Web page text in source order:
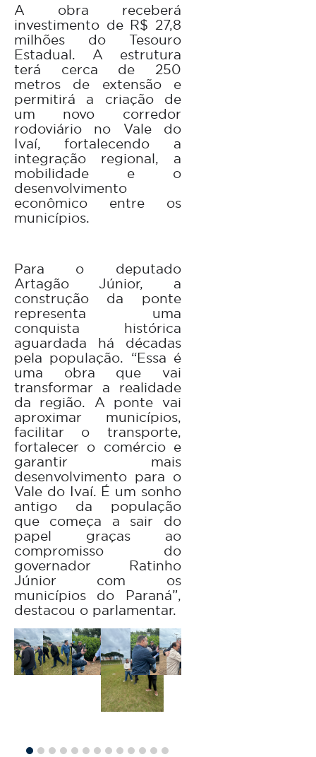
A obra receberá
investimento de R$ 27,8
milhões do Tesouro
Estadual. A estrutura
terá cerca de 250
metros de extensão e
permitirá a criação de
um novo corredor
rodoviário no Vale do
Ivaí, fortalecendo a
integração regional, a
mobilidade e o
desenvolvimento
econômico entre os
municípios.
Para o deputado
Artagão Júnior, a
construção da ponte
representa uma
conquista histórica
aguardada há décadas
pela população. “Essa é
uma obra que vai
transformar a realidade
da região. A ponte vai
aproximar municípios,
facilitar o transporte,
fortalecer o comércio e
garantir mais
desenvolvimento para o
Vale do Ivaí. É um sonho
antigo da população
que começa a sair do
papel graças ao
compromisso do
governador Ratinho
Júnior com os
municípios do Paraná”,
destacou o parlamentar.